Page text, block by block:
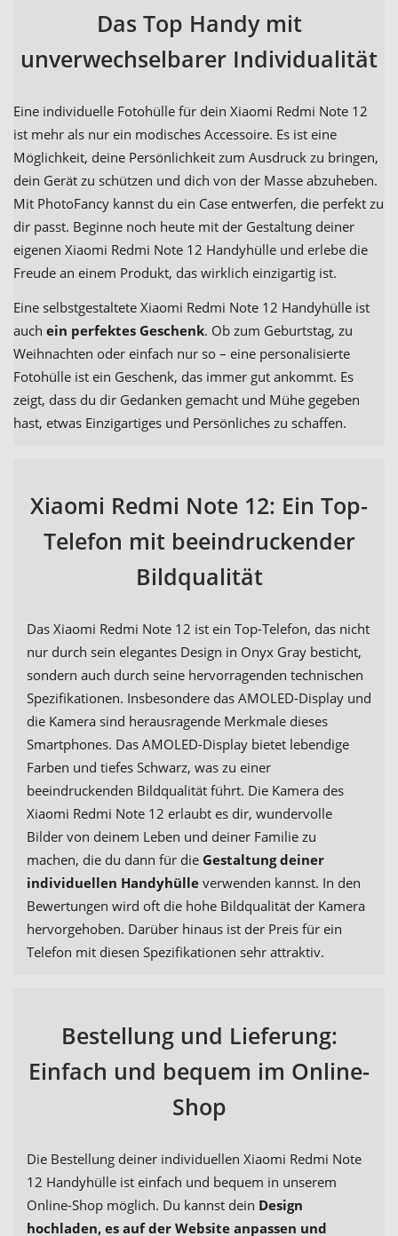
Das Top Handy mit
unverwechselbarer Individualität
Eine individuelle Fotohülle für dein Xiaomi Redmi Note 12
ist mehr als nur ein modisches Accessoire. Es ist eine
Möglichkeit, deine Persönlichkeit zum Ausdruck zu bringen,
dein Gerät zu schützen und dich von der Masse abzuheben.
Mit PhotoFancy kannst du ein Case entwerfen, die perfekt zu
dir passt. Beginne noch heute mit der Gestaltung deiner
eigenen Xiaomi Redmi Note 12 Handyhülle und erlebe die
Freude an einem Produkt, das wirklich einzigartig ist.
Eine selbstgestaltete Xiaomi Redmi Note 12 Handyhülle ist
auch ein perfektes Geschenk. Ob zum Geburtstag, zu
Weihnachten oder einfach nur so – eine personalisierte
Fotohülle ist ein Geschenk, das immer gut ankommt. Es
zeigt, dass du dir Gedanken gemacht und Mühe gegeben
hast, etwas Einzigartiges und Persönliches zu schaffen.
Xiaomi Redmi Note 12: Ein Top-
Telefon mit beeindruckender
Bildqualität
Das Xiaomi Redmi Note 12 ist ein Top-Telefon, das nicht
nur durch sein elegantes Design in Onyx Gray besticht,
sondern auch durch seine hervorragenden technischen
Spezifikationen. Insbesondere das AMOLED-Display und
die Kamera sind herausragende Merkmale dieses
Smartphones. Das AMOLED-Display bietet lebendige
Farben und tiefes Schwarz, was zu einer
beeindruckenden Bildqualität führt. Die Kamera des
Xiaomi Redmi Note 12 erlaubt es dir, wundervolle
Bilder von deinem Leben und deiner Familie zu
machen, die du dann für die Gestaltung deiner
individuellen Handyhülle verwenden kannst. In den
Bewertungen wird oft die hohe Bildqualität der Kamera
hervorgehoben. Darüber hinaus ist der Preis für ein
Telefon mit diesen Spezifikationen sehr attraktiv.
Bestellung und Lieferung:
Einfach und bequem im Online-
Shop
Die Bestellung deiner individuellen Xiaomi Redmi Note
12 Handyhülle ist einfach und bequem in unserem
Online-Shop möglich. Du kannst dein Design
hochladen, es auf der Website anpassen und